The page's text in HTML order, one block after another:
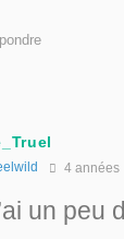
4 années
un peu